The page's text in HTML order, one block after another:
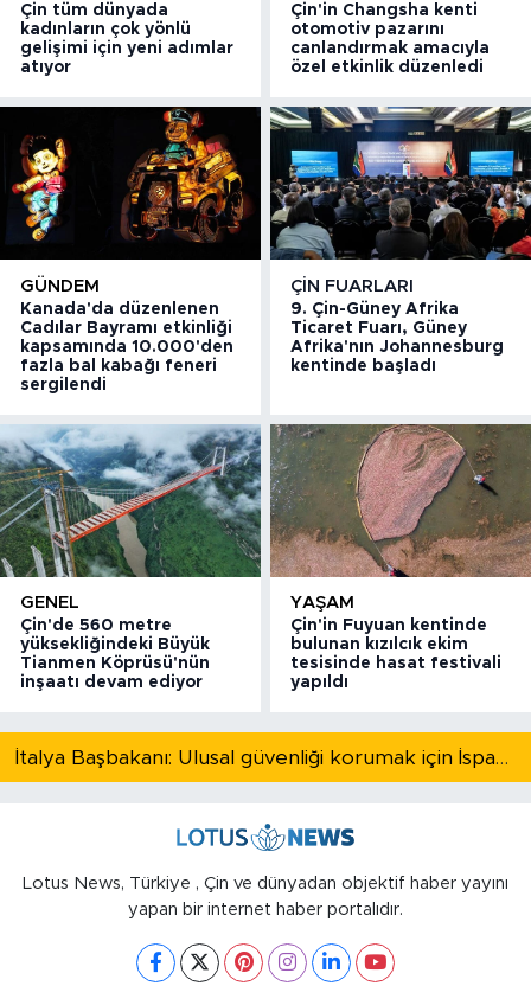
Çin tüm dünyada
kadınların çok yönlü
gelişimi için yeni adımlar
atıyor
Çin'in Changsha kenti
otomotiv pazarını
canlandırmak amacıyla
özel etkinlik düzenledi
GÜNDEM
Kanada'da düzenlenen
Cadılar Bayramı etkinliği
kapsamında 10.000'den
fazla bal kabağı feneri
sergilendi
ÇIN FUARLARI
9. Çin-Güney Afrika
Ticaret Fuarı, Güney
Afrika'nın Johannesburg
kentinde başladı
GENEL
Çin'de 560 metre
yüksekliğindeki Büyük
Tianmen Köprüsü'nün
inşaatı devam ediyor
YAŞAM
Çin'in Fuyuan kentinde
bulunan kızılcık ekim
tesisinde hasat festivali
yapıldı
İtalya Başbakanı: Ulusal güvenliği korumak için İspanya ile Schengen kapsamındaki serbest dolaşımı askıya alıyoruz
Lotus News, Türkiye , Çin ve dünyadan objektif haber yayını
yapan bir internet haber portalıdır.